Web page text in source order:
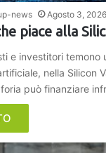
news Agosto 3, 2026
piace alla
e investitori temono
nella Silicon
può finanziare